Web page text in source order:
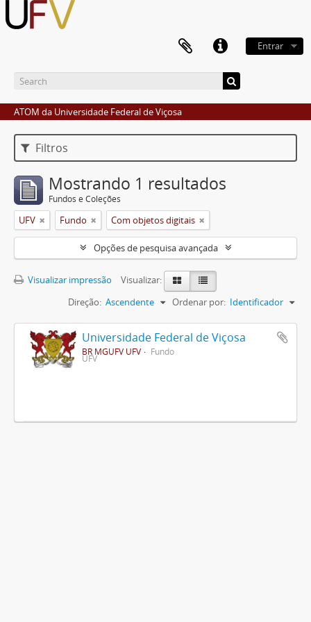
Entrar
ATOM da Universidade Federal de Viçosa
Filtros
Mostrando 1 resultados
Fundos e Coleções
UFV Fundo Com objetos digitais
Opções de pesquisa avançada
Visualizar impressão
Visualizar:
Ordenar por: Identificador
Direção: Ascendente
Universidade Federal de Viçosa
BR MGUFV UFV Fundo
UFV